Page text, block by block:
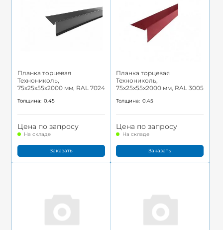
Планка торцевая
Технониколь,
75x25x55x2000 мм, RAL 7024
Толщина: 0.45
Цена по запросу
На складе
Заказать
Планка торцевая
Технониколь,
75x25x55x2000 мм, RAL 3005
Толщина: 0.45
Цена по запросу
На складе
Заказать